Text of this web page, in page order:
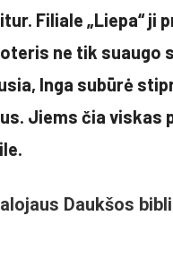
Filiale „Liepa“ ji
ne tik suaugo
Inga subūrė
Jiems čia viskas
Daukšos